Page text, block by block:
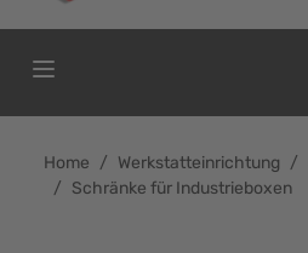
Home / Werkstatteinrichtung /
/ Schränke für Industrieboxen